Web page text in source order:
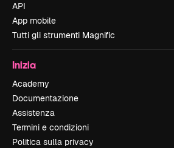
API
App mobile
Tutti gli strumenti Magnific
Inizia
Academy
Documentazione
Assistenza
Termini e condizioni
Politica sulla privacy